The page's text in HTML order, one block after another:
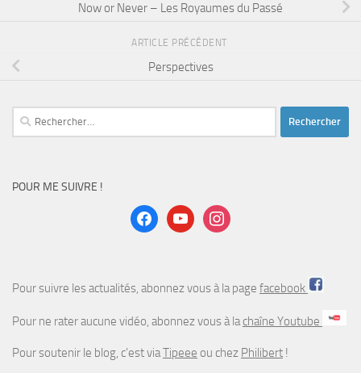
Now or Never – Les Royaumes du Passé
ARTICLE PRÉCÉDENT
Perspectives
Rechercher :
POUR ME SUIVRE !
facebookyoutubeinstagram
Pour suivre les actualités, abonnez vous à la page facebook
Pour ne rater aucune vidéo, abonnez vous à la chaîne Youtube
Pour soutenir le blog, c’est viaTipeee ou chez Philibert !